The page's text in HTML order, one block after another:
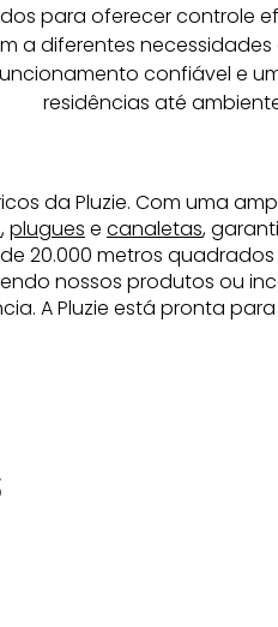
para oferecer controle
a diferentes
confiável e
residências até
da Pluzie. Com uma
,plugues e canaletas,
de 20.000 metros
nossos produtos ou
A Pluzie está pronta